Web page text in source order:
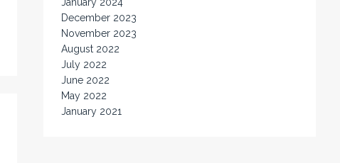
December 2023
November 2023
August 2022
July 2022
June 2022
May 2022
January 2021